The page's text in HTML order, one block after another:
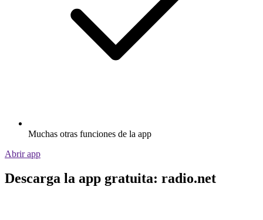
Muchas otras funciones de la app
Abrir app
Descarga la app gratuita: radio.net